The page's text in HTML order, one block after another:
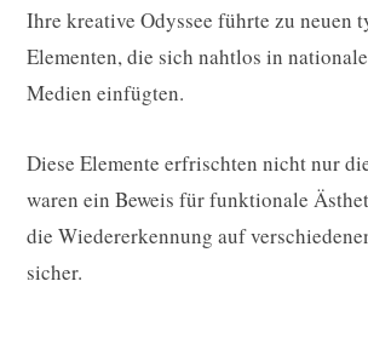
Ihre kreative Odyssee führte zu neuen
Elementen, die sich nahtlos in
Medien einfügten.
Diese Elemente erfrischten nicht nur
waren ein Beweis für funktionale
die Wiedererkennung auf
sicher.